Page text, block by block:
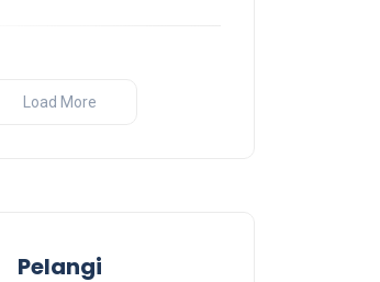
Load More
Pelangi